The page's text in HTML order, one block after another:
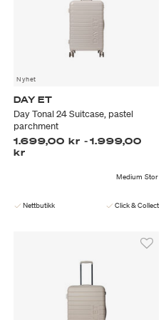
Nyhet
DAY ET
Day Tonal 24 Suitcase, pastel
parchment
1.699,00 kr -1.999,00
kr
Medium Stor
Nettbutikk Click & Collect